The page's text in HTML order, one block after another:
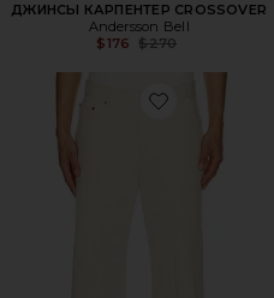
ДЖИНСЫ КАРПЕНТЕР CROSSOVER
Andersson Bell
$176
Previous price:
$270
Favorite ДЖИНСЫ